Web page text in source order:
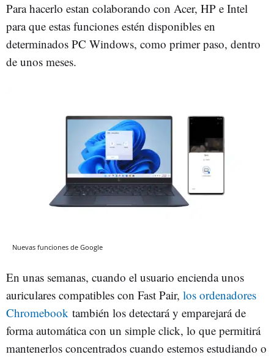
Para hacerlo estan colaborando con Acer, HP e Intel
para que estas funciones estén disponibles en
determinados PC Windows, como primer paso, dentro
de unos meses.
Nuevas funciones de Google
En unas semanas, cuando el usuario encienda unos
auriculares compatibles con Fast Pair, los ordenadores
Chromebook también los detectará y emparejará de
forma automática con un simple click, lo que permitirá
mantenerlos concentrados cuando estemos estudiando o